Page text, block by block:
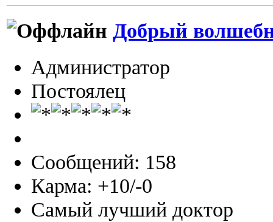
Добрый
Администратор
Постоялец
Сообщений: 158
Карма: +10/-0
Самый лучший доктор